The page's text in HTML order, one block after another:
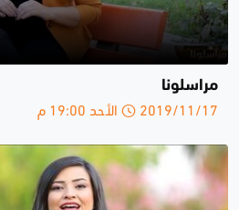
مراسلونا
2019/11/17 الأحد 19:00 م